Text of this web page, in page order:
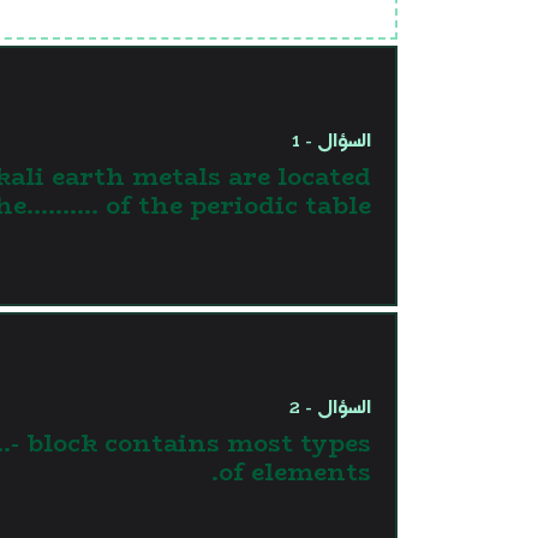
السؤال - 1
earth metals are located
of the periodic table.
السؤال - 2
block contains most types
of elements.